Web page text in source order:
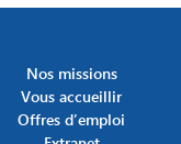
Nos missions
Vous accueillir
Offres d’emploi